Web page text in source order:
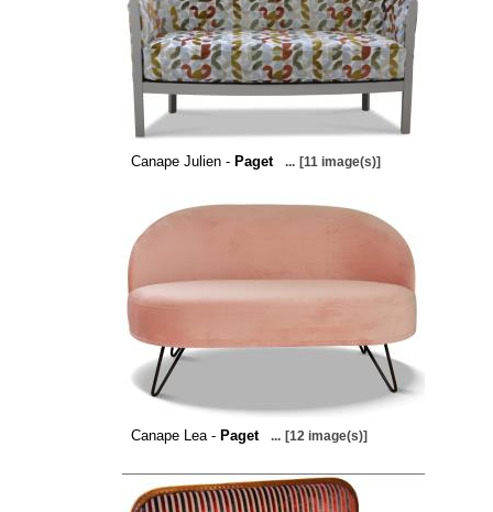
Canape Julien - Paget ... [11 image(s)]
Canape Lea - Paget ... [12 image(s)]